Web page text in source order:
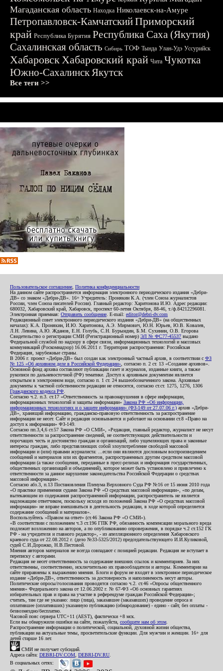
Магаданская область Находка Николаевск-на-Амуре
Петропавловск-КамчатскийПриморский
край Республика Бурятия Республика Саха (Якутия)
Сахалинская область Сибирь ТОФ Тында Улан-Удэ Уссурийск
ХабаровскХабаровский край Чита Чукотка
Южно-СахалинскЯкутск
Все теги >>
Пользовательское соглашение Политика конфиденциальности
На данном сайте распространяется информация электронного периодического издания «Дебри-
ДВ» со знаком «Дебри-ДВ». 16+ Учредитель: Пронякин К.А. (член Союза журналистов
России, член Союза писателей России). Главный редактор: Харитонова И.Ю. Адрес редакции:
680032, Хабаровский край, Хабаровск, проспект 60-летия Октября, 88-46, т./ф.84212296081.
Электронная приемная: Отправить сообщение . E-mail: editor@debri-dv.com
Редакционный совет электронного периодического издания «Дебри-ДВ» (на общественных
началах): К.А. Пронякин, И.Ю. Харитонова, А.Э. Мирмович, Ю.Н. Юрьев, Ю.В. Ковалев,
Л.Н. Левина, А.Ю. Жданов, Е.Н. Голубь, С.Н. Бурындин, Б.М. Сухинин, О.В. Егорова
Свидетельство о регистрации СМИ (Регистрационный номер) ЭЛ № ФС77-45537 выдано
Федеральной службой по надзору в сфере связи, информационных технологий и массовых
коммуникаций (Роскомнадзор) 16.06.2011 г. Территория распространения: Российская
Федерация, зарубежные страны.
В 2006 г. проект «Дебри-ДВ» был создан как электронный частный архив, в соответствии с ФЗ
№ 125 «Об архивном деле в Российской Федерации» , согласно п. 2 ст. 13 «Создание архивов».
Основной фонд архива составляют публикации газет и журналов, изданные книги, а также
рукописи по дальневосточной (РФ) тематике. Доступ к архивным документам является
открытым в электронном виде, согласно п. 1 ст. 24 вышеобозначенного закона. Архивные
документы к частной собственности редакции не относятся, согласно ст.ст. 1275, 1276, 1306
Гражданского кодекса РФ
Согласно ч.2. п.3. ст.17 «Ответственность за правонарушения в сфере информации,
информационных технологий и защиты информации» Закона РФ «Об информации,
информационных технологиях и о защите информации» (ФЗ-149 от 27.07.06 г.) архив «Дебри-
ДВ», хранящий информацию, гражданско-правовую ответственность за распространение
информации не несет. Сайт и редакция основываются и работают на основании ст.8 «Право на
доступ к информации» ФЗ-149.
Согласно пп.3,4,6 ст.57 Закона РФ «О СМИ», «Редакция, главный редактор, журналист не несут
ответственности за распространение сведений, не соответствующих действительности и
порочащих честь и достоинство граждан и организаций, либо ущемляющих права и законные
интересы граждан, либо представляющих собой злоупотребление свободой массовой
информации и (или) правами журналиста: ...если они являются дословным воспроизведением
сообщений и материалов или их фрагментов, распространенных другим средством массовой
информации (а также сообщения, переданные в пресс-релизах и информация государственных,
общественных организаций и объединений), которое может быть установлено и привлечено к
ответственности за данное нарушение законодательства Российской Федерации о средствах
массовой информации».
Согласно абз.3, п.13 Постановления Пленума Верховного Суда РФ №16 от 15 июня 2010 года
«О практике применения судами Закона РФ «О средствах массовой информации», «по делам,
вытекающим из содержания распространенной информации, распространитель не является
надлежащим ответчиком, поскольку исходя из положений Закона РФ «О средствах массовой
информации» не вправе вмешиваться в деятельность редакции, в ходе которой определяется
содержание сообщений и материалов».
Воспользуйтесь «Правом на ответ» (ст.46 Закона РФ «О СМИ»).
«В соответствии с положением ч.3 ст.196 ГПК РФ, обязанность компенсации морального вреда
подлежит возложению на авторов, а по опубликованию опровержения, в порядке ч.2 ст.152 ГК
РФ - на учредителя и главного редактор», - из апелляционного определения Хабаровского
краевого суда от 22.08.2012 г. (дело №33-5325/2012) председательствующего И.И.Куликовой,
судей С.И.Дорожко, Н.В.Пестовой.
Мнения авторов материалов не всегда совпадают с позицией редакции. Редакция не вступает в
переписку с авторами.
Редакция не несет ответственность за содержание внешних ссылок и комментариев. За них
ответственны, соответственно, исключительно их правообладатели и авторы. Комментарии на
сайте приравнены к выражению мнения. Блоги и форум не входят в электронное периодическое
издание «Дебри-ДВ», ответственность за достоверность и наполняемость несут авторы.
Политические опросы/голосования проводятся согласно ч.2. ст.46 «Опросы общественного
мнения» Федерального закона от 12.06.2002 г. № 67-ФЗ «Об основных гарантиях
избирательных прав и права на участие в референдуме граждан Российской Федерации»;
считать, там где не указано: лицо (лица), заказавшее (заказавших) проведение опроса и
оплатившее (оплативших) указанную публикацию (обнародование) - едино - сайт, без оплаты -
безвозмездно/бесплатно.
Часовой пояс сервера UTC+11 (AEST), фактически +8 мск.
Если вы обнаружили ошибки на сайте, пожалуйста, сообщите нам об этом
Распространение информации о политической, социальной, духовной жизни общества,
публикации на актуальные темы, просветительские функции. Для мужчин и женщин. 16+ для
детей старше 16 лет.
СМИ не получает субсидий.
Адреса сайта: DEBRI-DV.COM DEBRI-DV.RU
В социальных сетях: